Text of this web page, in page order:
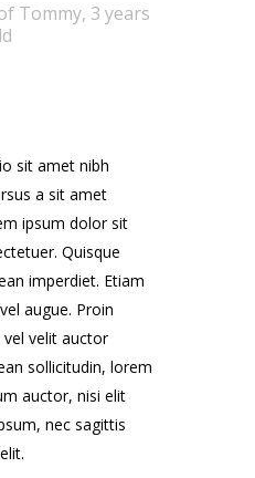
Tommy, 3 years
sit amet nibh
a sit amet
ipsum dolor sit
Quisque
imperdiet. Etiam
augue. Proin
vel velit auctor
sollicitudin, lorem
auctor, nisi elit
nec sagittis